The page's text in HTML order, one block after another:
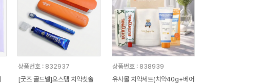
상품번호 : 832937
[굿즈 골드넬]오스템 치약칫솔
상품번호 : 838939
유시몰 치약세트(치약40g+베어